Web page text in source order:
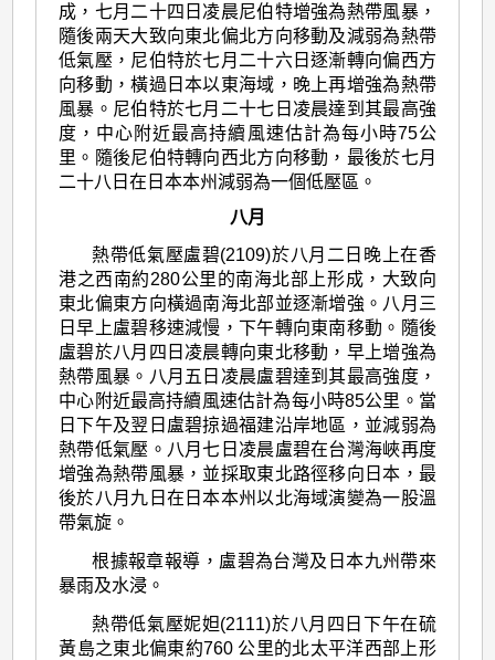
成，七月二十四日凌晨尼伯特增強為熱帶風暴，
隨後兩天大致向東北偏北方向移動及減弱為熱帶
低氣壓，尼伯特於七月二十六日逐漸轉向偏西方
向移動，橫過日本以東海域，晚上再增強為熱帶
風暴。尼伯特於七月二十七日凌晨達到其最高強
度，中心附近最高持續風速估計為每小時75公
里。隨後尼伯特轉向西北方向移動，最後於七月
二十八日在日本本州減弱為一個低壓區。
八月
熱帶低氣壓盧碧(2109)於八月二日晚上在香
港之西南約280公里的南海北部上形成，大致向
東北偏東方向橫過南海北部並逐漸增強。八月三
日早上盧碧移速減慢，下午轉向東南移動。隨後
盧碧於八月四日凌晨轉向東北移動，早上增強為
熱帶風暴。八月五日凌晨盧碧達到其最高強度，
中心附近最高持續風速估計為每小時85公里。當
日下午及翌日盧碧掠過福建沿岸地區，並減弱為
熱帶低氣壓。八月七日凌晨盧碧在台灣海峽再度
增強為熱帶風暴，並採取東北路徑移向日本，最
後於八月九日在日本本州以北海域演變為一股溫
帶氣旋。
根據報章報導，盧碧為台灣及日本九州帶來
暴雨及水浸。
熱帶低氣壓妮妲(2111)於八月四日下午在硫
黃島之東北偏東約760 公里的北太平洋西部上形